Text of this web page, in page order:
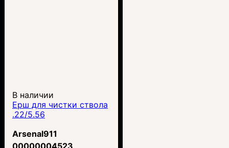
В наличии
Ерш для чистки ствола
.22/5.56
Arsenal911
00000004523